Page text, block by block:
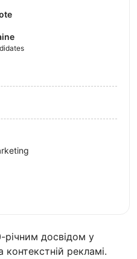
річним досвідом у
рекламі.